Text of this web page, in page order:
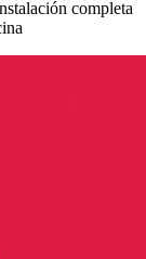
completa